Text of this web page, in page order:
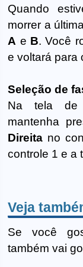
Quando
morrer a
A e B. Você
e voltará para
Seleção de
Na tela de
mantenha
Direita no
controle 1 e a
Veja
Se você
também vai